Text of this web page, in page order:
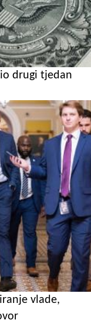
drugi tjedan
vlade,